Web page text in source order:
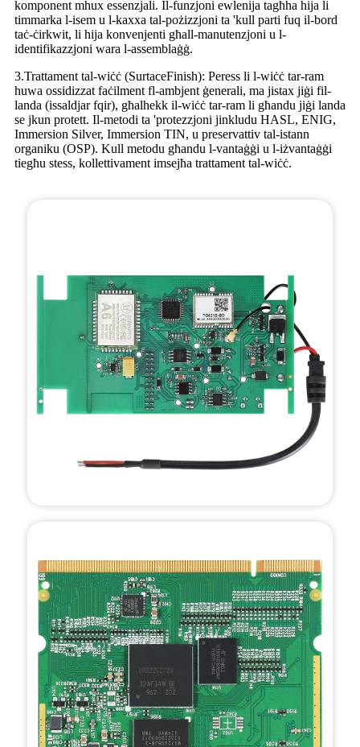
komponent mhux essenzjali. Il-funzjoni ewlenija tagħha hija li
timmarka l-isem u l-kaxxa tal-pożizzjoni ta 'kull parti fuq il-bord
taċ-ċirkwit, li hija konvenjenti għall-manutenzjoni u l-
identifikazzjoni wara l-assemblaġġ.
3.Trattament tal-wiċċ (SurtaceFinish): Peress li l-wiċċ tar-ram
huwa ossidizzat faċilment fl-ambjent ġenerali, ma jistax jiġi fil-
landa (issaldjar fqir), għalhekk il-wiċċ tar-ram li għandu jiġi landa
se jkun protett. Il-metodi ta 'protezzjoni jinkludu HASL, ENIG,
Immersion Silver, Immersion TIN, u preservattiv tal-istann
organiku (OSP). Kull metodu għandu l-vantaġġi u l-iżvantaġġi
tiegħu stess, kollettivament imsejħa trattament tal-wiċċ.